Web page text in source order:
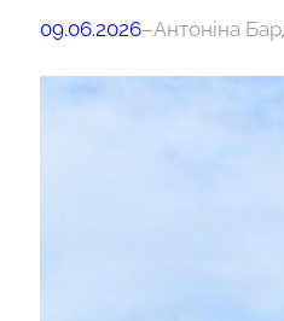
09.06.2026–Антоніна